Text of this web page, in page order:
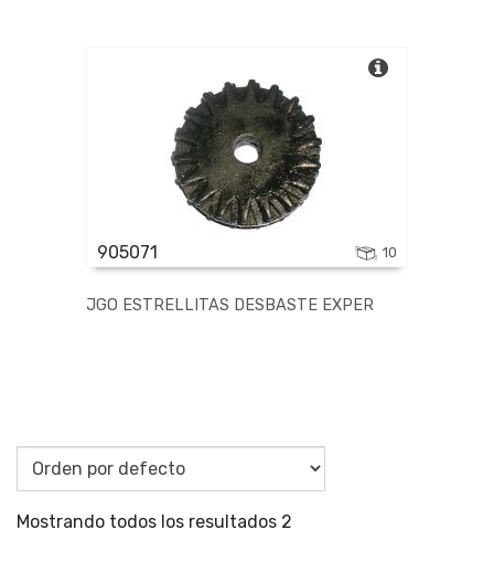
905071 10
JGO ESTRELLITAS DESBASTE EXPER
Mostrando todos los resultados 2